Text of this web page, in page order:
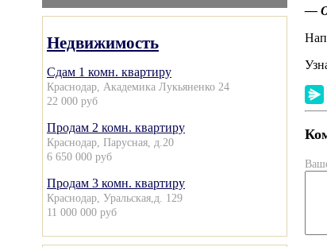
Недвижимость
Сдам 1 комн. квартиру
Краснодар, Академика Лукьяненко 24
22 000 руб
Продам 2 комн. квартиру
Краснодар, Парусная, д.20
6 650 000 руб
Продам 3 комн. квартиру
Краснодар, Уральская,д. 129
11 000 000 руб
—